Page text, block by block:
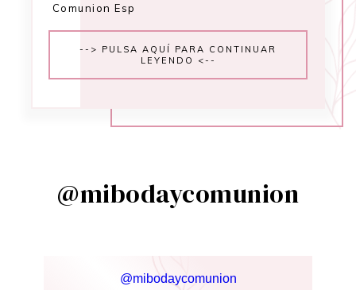
Comunion Esp
--> PULSA AQUÍ PARA CONTINUAR
LEYENDO <--
@mibodaycomunion
@mibodaycomunion